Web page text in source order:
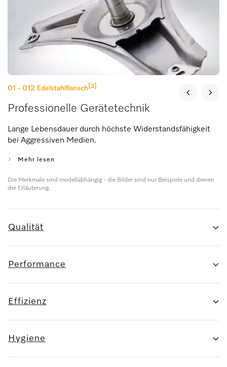
01 - 012 Edelstahlflansch [2]
Professionelle Gerätetechnik
Lange Lebensdauer durch höchste Widerstandsfähigkeit
bei Aggressiven Medien.
Mehr lesen
Die Merkmale sind modellabhängig - die Bilder sind nur Beispiele und dienen
der Erläuterung.
Qualität
Performance
Effizienz
Hygiene